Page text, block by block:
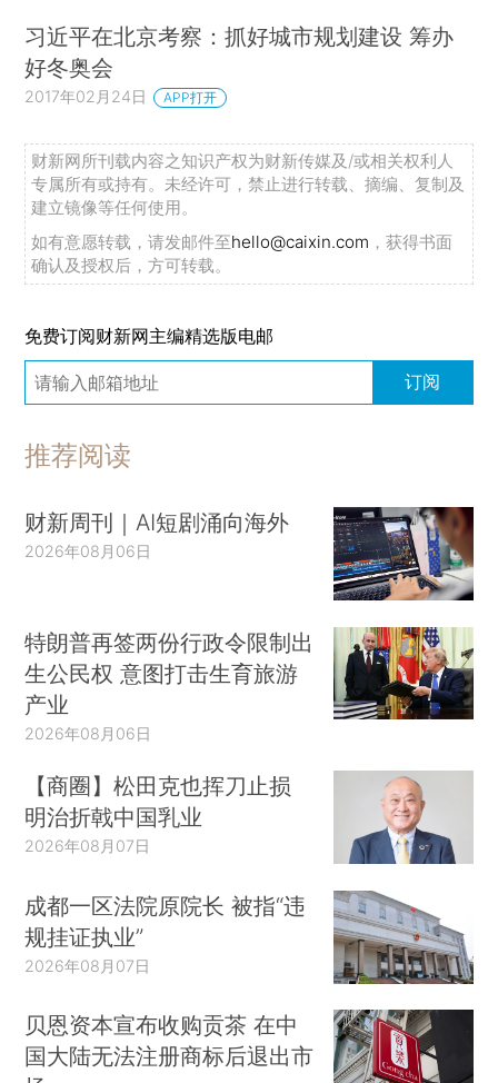
习近平在北京考察：抓好城市规划建设 筹办
好冬奥会
2017年02月24日 APP打开
财新网所刊载内容之知识产权为财新传媒及/或相关权利人
专属所有或持有。未经许可，禁止进行转载、摘编、复制及
建立镜像等任何使用。
如有意愿转载，请发邮件至hello@caixin.com ，获得书面
确认及授权后，方可转载。
免费订阅财新网主编精选版电邮
订阅
推荐阅读
财新周刊｜AI短剧涌向海外
2026年08月06日
特朗普再签两份行政令限制出
生公民权 意图打击生育旅游
产业
2026年08月06日
【商圈】松田克也挥刀止损
明治折戟中国乳业
2026年08月07日
成都一区法院原院长 被指“违
规挂证执业”
2026年08月07日
贝恩资本宣布收购贡茶 在中
国大陆无法注册商标后退出市